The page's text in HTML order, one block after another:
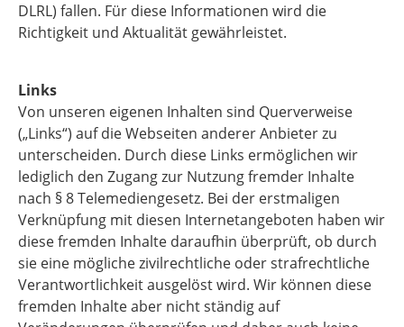
DLRL) fallen. Für diese Informationen wird die
Richtigkeit und Aktualität gewährleistet.
Links
Von unseren eigenen Inhalten sind Querverweise
(„Links“) auf die Webseiten anderer Anbieter zu
unterscheiden. Durch diese Links ermöglichen wir
lediglich den Zugang zur Nutzung fremder Inhalte
nach § 8 Telemediengesetz. Bei der erstmaligen
Verknüpfung mit diesen Internetangeboten haben wir
diese fremden Inhalte daraufhin überprüft, ob durch
sie eine mögliche zivilrechtliche oder strafrechtliche
Verantwortlichkeit ausgelöst wird. Wir können diese
fremden Inhalte aber nicht ständig auf